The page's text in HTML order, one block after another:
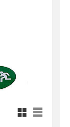
Rutnätsvy
Listvy